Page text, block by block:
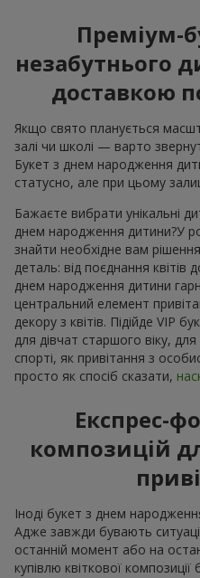
Преміум-
незабутнього
доставкою
Якщо свято планується
залі чи школі — варто
Букет з днем народження
статусно, але при цьому
Бажаєте вибрати унікальні
днем народження дитини?У
знайти необхідне вам
деталь: від поєднання
днем народження дитини
центральний елемент
декору з квітів. Підійде VIP
для дівчат старшого віку,
спорті, як привітання з
просто як спосіб сказати,
Експрес-
композицій
Іноді букет з днем
Адже завжди бувають
останній момент або на
купівлю квіткової